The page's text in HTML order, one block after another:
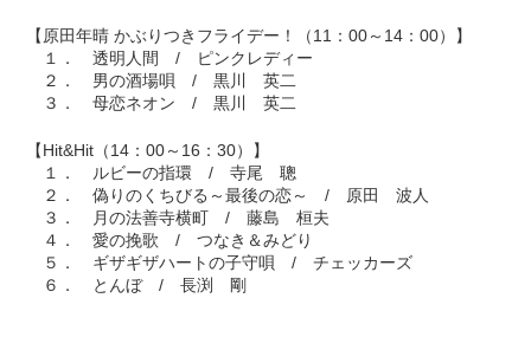
【原田年晴 かぶりつきフライデー！（11：00～14：00）】
１． 透明人間 / ピンクレディー
２． 男の酒場唄 / 黒川 英二
３． 母恋ネオン / 黒川 英二
【Hit&Hit（14：00～16：30）】
１． ルビーの指環 / 寺尾 聰
２． 偽りのくちびる～最後の恋～ / 原田 波人
３． 月の法善寺横町 / 藤島 桓夫
４． 愛の挽歌 / つなき＆みどり
５． ギザギザハートの子守唄 / チェッカーズ
６． とんぼ / 長渕 剛